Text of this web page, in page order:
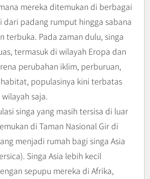
mereka ditemukan di berbagai
dari padang rumput hingga sabana
terbuka. Pada zaman dulu, singa
termasuk di wilayah Eropa dan
perubahan iklim, perburuan,
populasinya kini terbatas
saja.
singa yang masih tersisa di luar
di Taman Nasional Gir di
menjadi rumah bagi singa Asia
Singa Asia lebih kecil
sepupu mereka di Afrika,